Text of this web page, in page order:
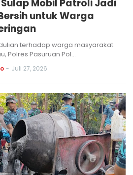
Mobil Patroli Jadi
untuk Warga
terhadap warga masyarakat
Polres Pasuruan Pol…
- Juli 27, 2026